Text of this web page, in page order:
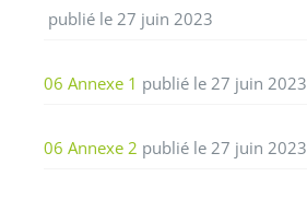
publié le 27 juin 2023
06 Annexe 1 publié le 27 juin 2023
06 Annexe 2 publié le 27 juin 2023